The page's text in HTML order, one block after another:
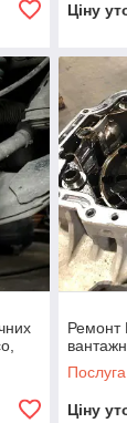
Ціну
Ремонт
Послуга
Ціну